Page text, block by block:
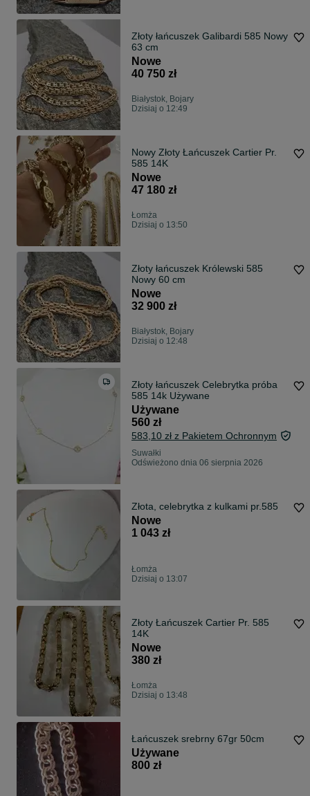
Złoty łańcuszek Galibardi 585 Nowy
63 cm
Nowe
40 750 zł
Białystok, Bojary
Dzisiaj o 12:49
Nowy Złoty Łańcuszek Cartier Pr.
585 14K
Nowe
47 180 zł
Łomża
Dzisiaj o 13:50
Złoty łańcuszek Królewski 585
Nowy 60 cm
Nowe
32 900 zł
Białystok, Bojary
Dzisiaj o 12:48
Złoty łańcuszek Celebrytka próba
585 14k Używane
Używane
560 zł
583,10 zł z Pakietem Ochronnym
Suwałki
Odświeżono dnia 06 sierpnia 2026
Złota, celebrytka z kulkami pr.585
Nowe
1 043 zł
Łomża
Dzisiaj o 13:07
Złoty Łańcuszek Cartier Pr. 585
14K
Nowe
380 zł
Łomża
Dzisiaj o 13:48
Łańcuszek srebrny 67gr 50cm
Używane
800 zł